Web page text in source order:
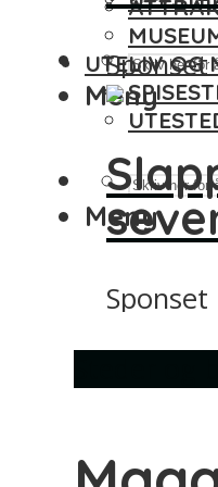
Meny
UTELIV OG
Meny
Sponset
Sponset